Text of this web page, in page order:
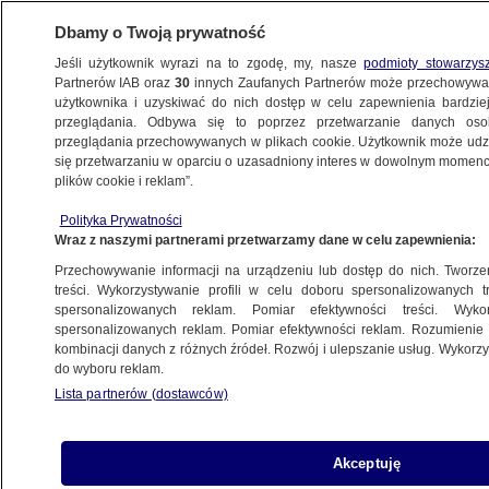
BIZNES
TECH
dzieci. "Nie da się tego skutecznie
egzekwować"
Oprac.Paulina Karpińska
14.06.2026, 14:37
Posłuchaj artykułu
Dbamy o Twoją prywatność
Jeśli użytkownik wyrazi na to zgodę, my, naszepodmioty
Partnerów IAB oraz30 innych Zaufanych Partnerów może
użytkownika i uzyskiwać do nich dostęp w celu zapewnienia
przeglądania. Odbywa się to poprzez przetwarzanie danych
przeglądania przechowywanych w plikach cookie. Użytkownik może
się przetwarzaniu w oparciu o uzasadniony interes w dowolnym
plików cookie i reklam”.
Polityka Prywatności
Wraz z naszymi partnerami przetwarzamy dane w celu zapewnienia:
Przechowywanie informacji na urządzeniu lub dostęp do nich.
treści. Wykorzystywanie profili w celu doboru spersonalizowanych
spersonalizowanych reklam. Pomiar efektywności treści.
spersonalizowanych reklam. Pomiar efektywności reklam.
kombinacji danych z różnych źródeł. Rozwój i ulepszanie usług.
do wyboru reklam.
Lista partnerów (dostawców)
Akceptuję